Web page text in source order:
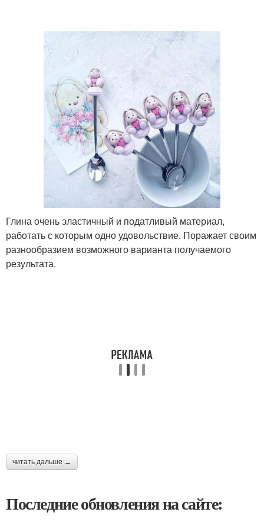
Глина очень эластичный и податливый материал,
работать с которым одно удовольствие. Поражает своим
разнообразием возможного варианта получаемого
результата.
читать дальше →
Последние обновления на сайте: